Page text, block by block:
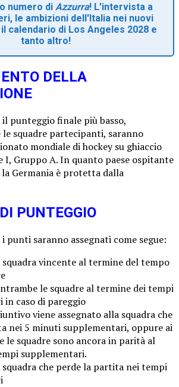
numero di Azzurra! L'intervista a
le ambizioni dell'Italia nei nuovi
calendario di Los Angeles 2028 e
tanto altro!
DELLA
il punteggio finale più basso,
squadre partecipanti, saranno
mondiale di hockey su ghiaccio
I, Gruppo A. In quanto paese ospitante
Germania è protetta dalla
PUNTEGGIO
saranno assegnati come segue:
vincente al termine del tempo
le squadre al termine dei tempi
in caso di pareggio
viene assegnato alla squadra che
nei 5 minuti supplementari, oppure ai
le squadre sono ancora in parità al
supplementari.
che perde la partita nei tempi